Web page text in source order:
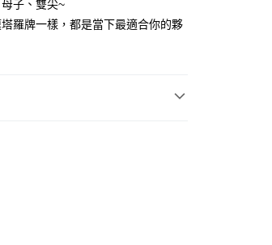
子、雙尖~
羅牌一樣，都是當下最適合你的夥